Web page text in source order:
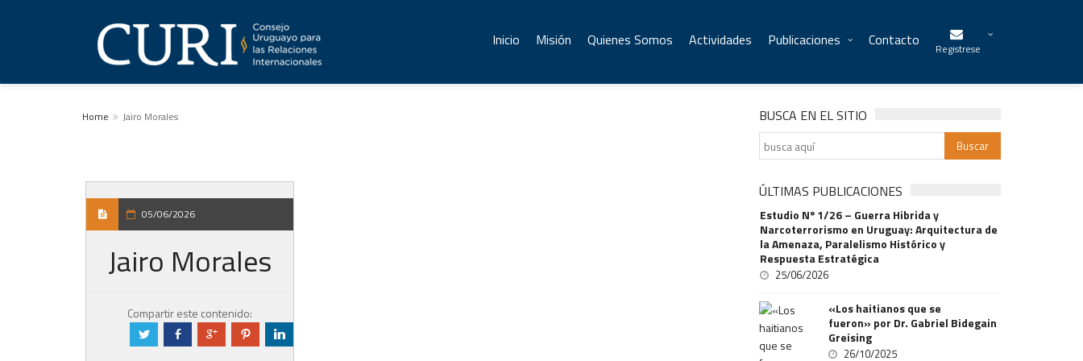
Inicio Misión Quienes Somos Actividades Publicaciones Contacto Registrese
Home Jairo Morales
05/06/2026
Jairo Morales
Compartir este contenido:
a b c d j
BUSCA EN EL SITIO
ÚLTIMAS PUBLICACIONES
Estudio Nº 1/26 – Guerra Hibrida y
Narcoterrorismo en Uruguay: Arquitectura de
la Amenaza, Paralelismo Histórico y
Respuesta Estratégica
25/06/2026
«Los haitianos que se
fueron» por Dr. Gabriel Bidegain
Greising
26/10/2025